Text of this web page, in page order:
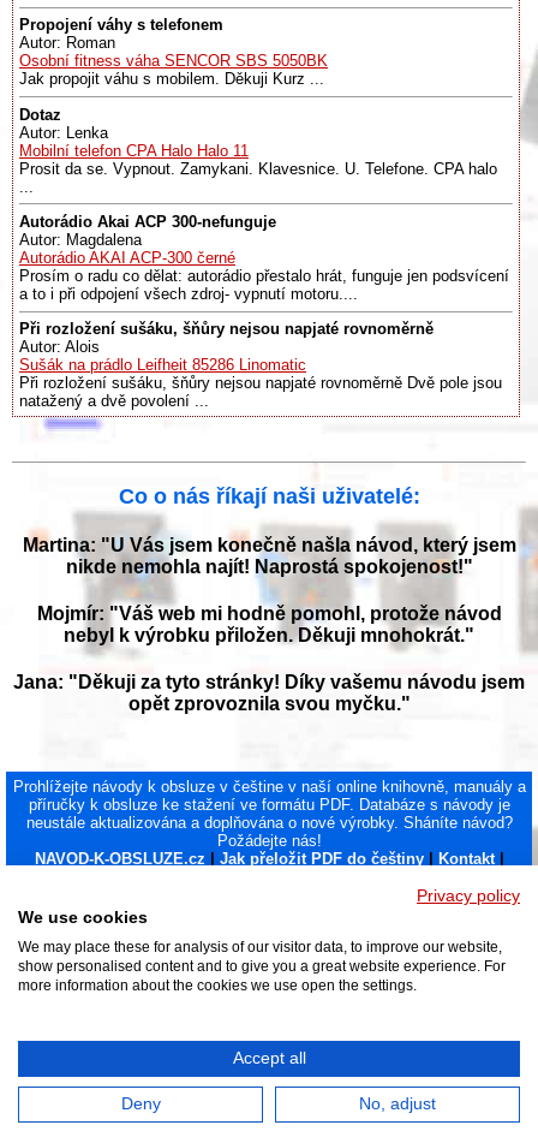
Propojení váhy s telefonem
Autor: Roman
Osobní fitness váha SENCOR SBS 5050BK
Jak propojit váhu s mobilem. Děkuji Kurz ...
Dotaz
Autor: Lenka
Mobilní telefon CPA Halo Halo 11
Prosit da se. Vypnout. Zamykani. Klavesnice. U. Telefone. CPA halo
Autorádio Akai ACP 300-nefunguje
Autor: Magdalena
Autorádio AKAI ACP-300 černé
Prosím o radu co dělat: autorádio přestalo hrát, funguje jen podsvícení
a to i při odpojení všech zdroj- vypnutí motoru....
Při rozložení sušáku, šňůry nejsou napjaté rovnoměrně
Autor: Alois
Sušák na prádlo Leifheit 85286 Linomatic
Při rozložení sušáku, šňůry nejsou napjaté rovnoměrně Dvě pole jsou
natažený a dvě povolení ...
Co o nás říkají naši uživatelé:
Martina: "U Vás jsem konečně našla návod, který jsem
nikde nemohla najít! Naprostá spokojenost!"
Mojmír: "Váš web mi hodně pomohl, protože návod
nebyl k výrobku přiložen. Děkuji mnohokrát."
Jana: "Děkuji za tyto stránky! Díky vašemu návodu jsem
opět zprovoznila svou myčku."
Prohlížejte návody k obsluze v češtine v naší online knihovně, manuály a
příručky k obsluze ke stažení ve formátu PDF. Databáze s návody je
neustále aktualizována a doplňována o nové výrobky. Sháníte návod?
Požádejte nás!
NAVOD-K-OBSLUZE.cz
Jak přeložit PDF do češtiny| Kontakt
Privacy policy
We use cookies
We may place these for analysis of our visitor data, to improve our website,
show personalised content and to give you a great website experience. For
more information about the cookies we use open the settings.
Accept all
Deny No, adjust